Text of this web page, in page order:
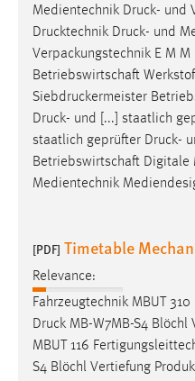
Medientechnik Druck- und
Drucktechnik Druck- und
Verpackungstechnik E M
Betriebswirtschaft
Siebdruckermeister
Druck- und [...] staatlich
staatlich geprüfter Druck-
Betriebswirtschaft Digitale
Medientechnik
[PDF] Timetable
Relevance:
Fahrzeugtechnik MBUT
Druck MB-W7MB-S4
MBUT 116
S4 Blöchl Vertiefung